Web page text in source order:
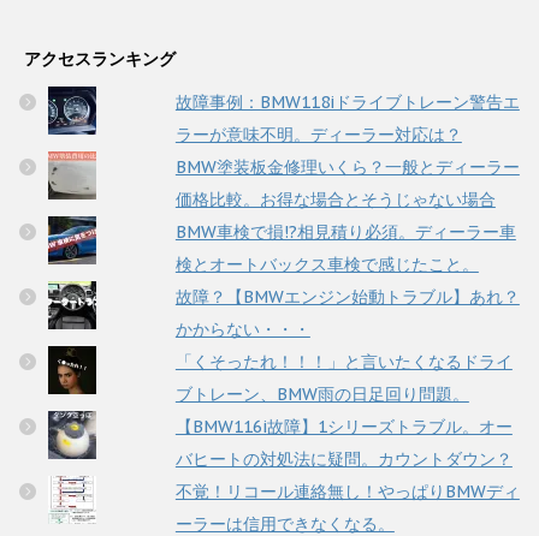
アクセスランキング
故障事例：BMW118iドライブトレーン警告エ
ラーが意味不明。ディーラー対応は？
BMW塗装板金修理いくら？一般とディーラー
価格比較。お得な場合とそうじゃない場合
BMW車検で損!?相見積り必須。ディーラー車
検とオートバックス車検で感じたこと。
故障？【BMWエンジン始動トラブル】あれ？
かからない・・・
「くそったれ！！！」と言いたくなるドライ
ブトレーン、BMW雨の日足回り問題。
【BMW116i故障】1シリーズトラブル。オー
バヒートの対処法に疑問。カウントダウン？
不覚！リコール連絡無し！やっぱりBMWディ
ーラーは信用できなくなる。